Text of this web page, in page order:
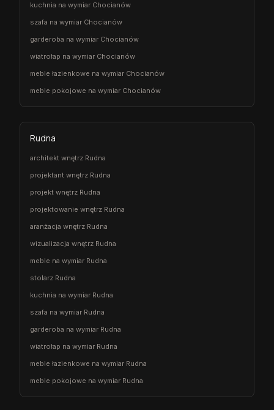
kuchnia na wymiar Chocianów
szafa na wymiar Chocianów
garderoba na wymiar Chocianów
wiatrołap na wymiar Chocianów
meble łazienkowe na wymiar Chocianów
meble pokojowe na wymiar Chocianów
Rudna
architekt wnętrz Rudna
projektant wnętrz Rudna
projekt wnętrz Rudna
projektowanie wnętrz Rudna
aranżacja wnętrz Rudna
wizualizacja wnętrz Rudna
meble na wymiar Rudna
stolarz Rudna
kuchnia na wymiar Rudna
szafa na wymiar Rudna
garderoba na wymiar Rudna
wiatrołap na wymiar Rudna
meble łazienkowe na wymiar Rudna
meble pokojowe na wymiar Rudna